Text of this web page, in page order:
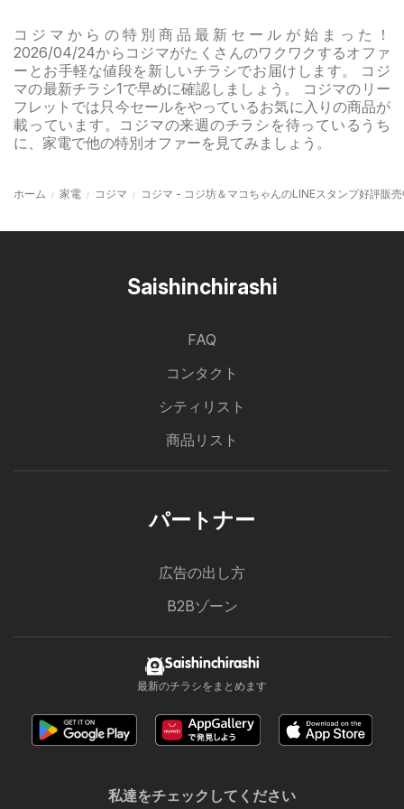
コジマからの特別商品最新セールが始まった！
2026/04/24からコジマがたくさんのワクワクするオファ
ーとお手軽な値段を新しいチラシでお届けします。 コジ
マの最新チラシ1で早めに確認しましょう。 コジマのリー
フレットでは只今セールをやっているお気に入りの商品が
載っています。コジマの来週のチラシを待っているうち
に、家電で他の特別オファーを見てみましょう。
ホーム 家電 コジマ コジマ - コジ坊＆マコちゃんのLINEスタンプ好評販
Saishinchirashi
FAQ
コンタクト
シティリスト
商品リスト
パートナー
広告の出し方
B2Bゾーン
Saishinchirashi
最新のチラシをまとめます
私達をチェックしてください